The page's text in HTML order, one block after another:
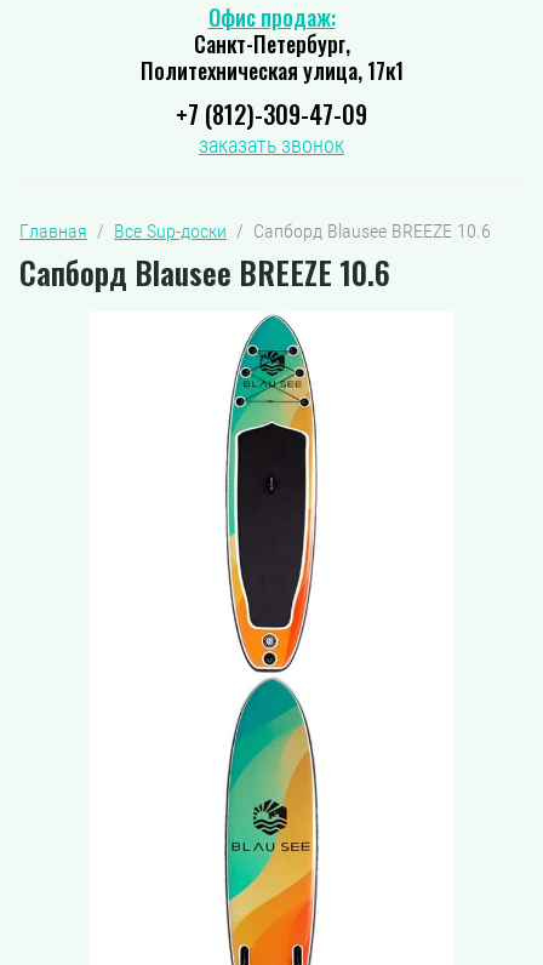
Офис продаж:
Санкт-Петербург,
Политехническая улица, 17к1
+7 (812)-309-47-09
заказать звонок
Главная
  /
Все Sup-доски
  /  Сапборд Blausee BREEZE 10.6
Сапборд Blausee BREEZE 10.6